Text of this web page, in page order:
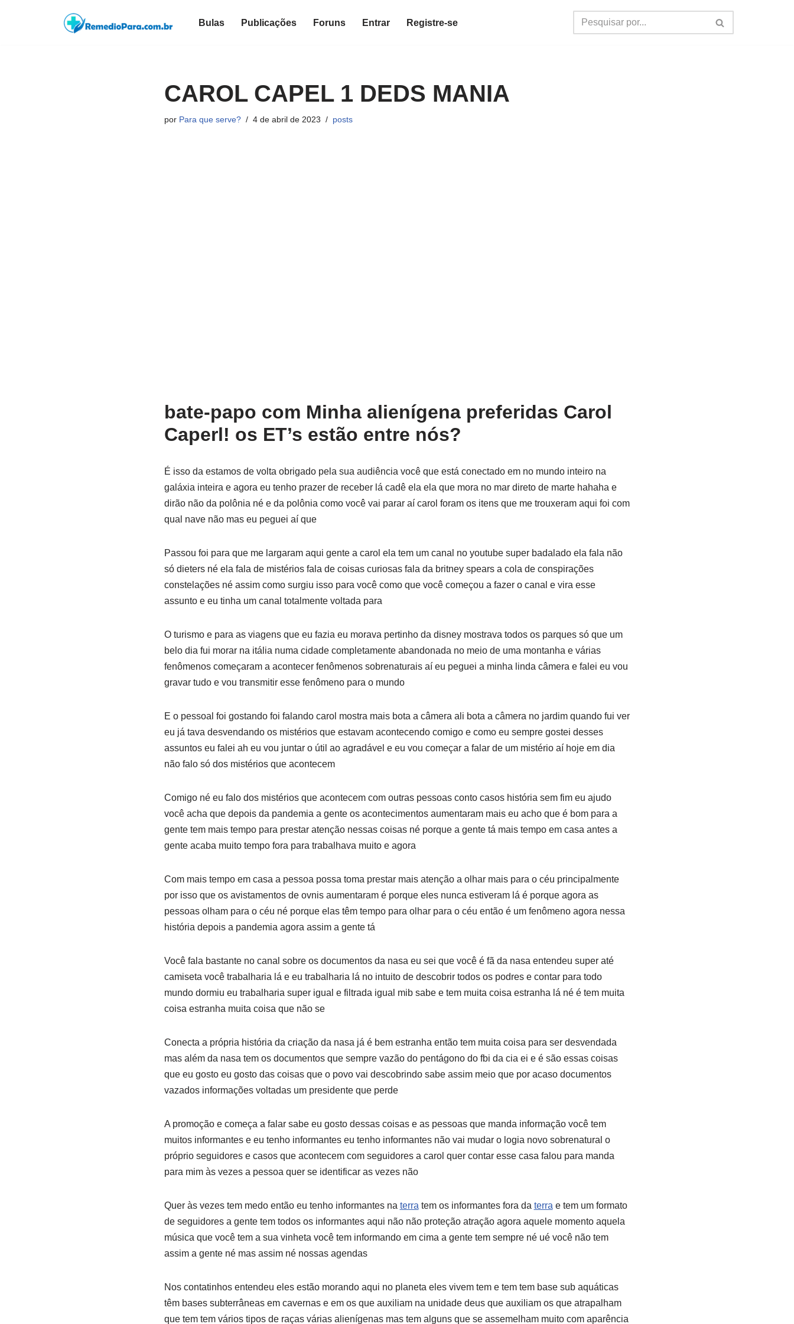
Bulas Publicações Foruns Entrar Registre-se
CAROL CAPEL 1 DEDS MANIA
por Para que serve? 4 de abril de 2023 posts
bate-papo com Minha alienígena preferidas Carol
Caperl! os ET’s estão entre nós?
É isso da estamos de volta obrigado pela sua audiência você que está conectado em no mundo inteiro na
galáxia inteira e agora eu tenho prazer de receber lá cadê ela ela que mora no mar direto de marte hahaha e
dirão não da polônia né e da polônia como você vai parar aí carol foram os itens que me trouxeram aqui foi com
qual nave não mas eu peguei aí que
Passou foi para que me largaram aqui gente a carol ela tem um canal no youtube super badalado ela fala não
só dieters né ela fala de mistérios fala de coisas curiosas fala da britney spears a cola de conspirações
constelações né assim como surgiu isso para você como que você começou a fazer o canal e vira esse
assunto e eu tinha um canal totalmente voltada para
O turismo e para as viagens que eu fazia eu morava pertinho da disney mostrava todos os parques só que um
belo dia fui morar na itália numa cidade completamente abandonada no meio de uma montanha e várias
fenômenos começaram a acontecer fenômenos sobrenaturais aí eu peguei a minha linda câmera e falei eu vou
gravar tudo e vou transmitir esse fenômeno para o mundo
E o pessoal foi gostando foi falando carol mostra mais bota a câmera ali bota a câmera no jardim quando fui ver
eu já tava desvendando os mistérios que estavam acontecendo comigo e como eu sempre gostei desses
assuntos eu falei ah eu vou juntar o útil ao agradável e eu vou começar a falar de um mistério aí hoje em dia
não falo só dos mistérios que acontecem
Comigo né eu falo dos mistérios que acontecem com outras pessoas conto casos história sem fim eu ajudo
você acha que depois da pandemia a gente os acontecimentos aumentaram mais eu acho que é bom para a
gente tem mais tempo para prestar atenção nessas coisas né porque a gente tá mais tempo em casa antes a
gente acaba muito tempo fora para trabalhava muito e agora
Com mais tempo em casa a pessoa possa toma prestar mais atenção a olhar mais para o céu principalmente
por isso que os avistamentos de ovnis aumentaram é porque eles nunca estiveram lá é porque agora as
pessoas olham para o céu né porque elas têm tempo para olhar para o céu então é um fenômeno agora nessa
história depois a pandemia agora assim a gente tá
Você fala bastante no canal sobre os documentos da nasa eu sei que você é fã da nasa entendeu super até
camiseta você trabalharia lá e eu trabalharia lá no intuito de descobrir todos os podres e contar para todo
mundo dormiu eu trabalharia super igual e filtrada igual mib sabe e tem muita coisa estranha lá né é tem muita
coisa estranha muita coisa que não se
Conecta a própria história da criação da nasa já é bem estranha então tem muita coisa para ser desvendada
mas além da nasa tem os documentos que sempre vazão do pentágono do fbi da cia ei e é são essas coisas
que eu gosto eu gosto das coisas que o povo vai descobrindo sabe assim meio que por acaso documentos
vazados informações voltadas um presidente que perde
A promoção e começa a falar sabe eu gosto dessas coisas e as pessoas que manda informação você tem
muitos informantes e eu tenho informantes eu tenho informantes não vai mudar o logia novo sobrenatural o
próprio seguidores e casos que acontecem com seguidores a carol quer contar esse casa falou para manda
para mim às vezes a pessoa quer se identificar as vezes não
Quer às vezes tem medo então eu tenho informantes na terra tem os informantes fora da terra e tem um formato
de seguidores a gente tem todos os informantes aqui não não proteção atração agora aquele momento aquela
música que você tem a sua vinheta você tem informando em cima a gente tem sempre né ué você não tem
assim a gente né mas assim né nossas agendas
Nos contatinhos entendeu eles estão morando aqui no planeta eles vivem tem e tem tem base sub aquáticas
têm bases subterrâneas em cavernas e em os que auxiliam na unidade deus que auxiliam os que atrapalham
que tem tem vários tipos de raças várias alienígenas mas tem alguns que se assemelham muito com aparência